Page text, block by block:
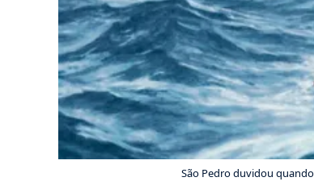
São Pedro duvidou